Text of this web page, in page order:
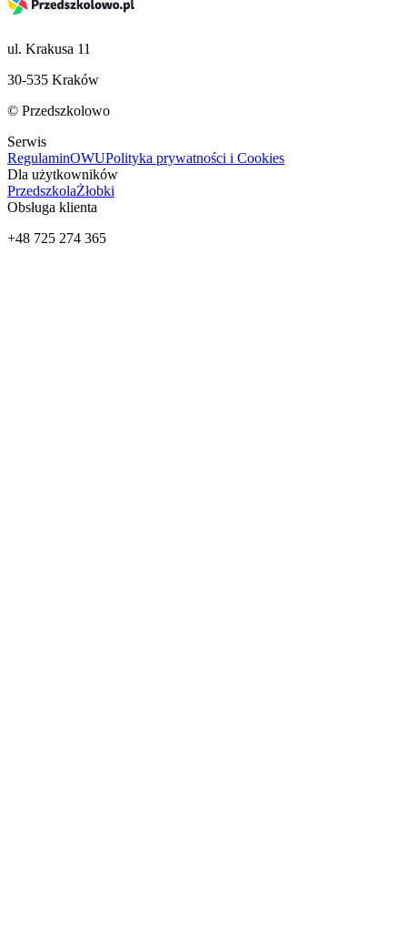
ul. Krakusa 11
30-535 Kraków
© Przedszkolowo
Serwis
RegulaminOWUPolityka prywatności i Cookies
Dla użytkowników
PrzedszkolaŻłobki
Obsługa klienta
+48 725 274 365